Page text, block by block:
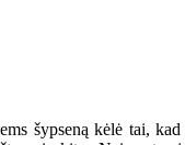
šypseną kėlė tai, kad